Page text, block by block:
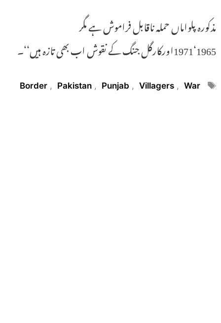
مذکورہ پلواماں حملہ ناقابل فراموش ہے مگر
1965‘1971اورکارگل جنگ کے نقوش اب بھی تازہ ہیں‘‘۔
Tags
Border , Pakistan , Punjab , Villagers , War